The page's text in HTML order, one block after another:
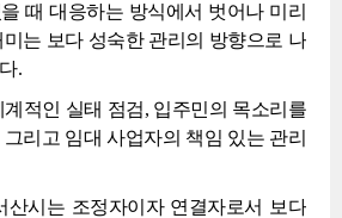
때 대응하는 방식에서 벗어나 미리
는 보다 성숙한 관리의 방향으로 나
.
적인 실태 점검, 입주민의 목소리를
리고 임대 사업자의 책임 있는 관리
산시는 조정자이자 연결자로서 보다